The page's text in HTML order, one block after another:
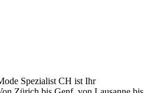
Spezialist CH ist Ihr